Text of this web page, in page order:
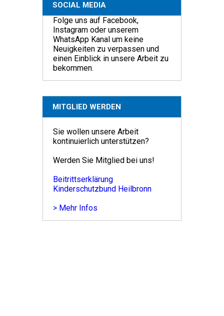
SOCIAL MEDIA
Folge uns auf Facebook,
Instagram oder unserem
WhatsApp Kanal um keine
Neuigkeiten zu verpassen und
einen Einblick in unsere Arbeit zu
bekommen.
MITGLIED WERDEN
Sie wollen unsere Arbeit
kontinuierlich unterstützen?
Werden Sie Mitglied bei uns!
Beitrittserklärung
Kinderschutzbund Heilbronn
> Mehr Infos